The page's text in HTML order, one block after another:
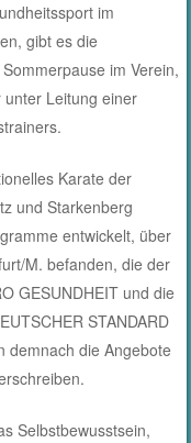
im
gibt es die
im Verein,
Leitung einer
Karate der
und Starkenberg
entwickelt, über
M. befanden, die der
GESUNDHEIT und die
STANDARD
demnach die Angebote
Selbstbewusstsein,